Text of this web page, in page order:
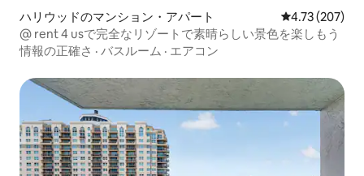
ハリウッドのマンション・アパート レビュー207
4.73 (207)
@ rent 4 usで完全なリゾートで素晴らしい景色を楽しもう
情報の正確さ · バスルーム · エアコン